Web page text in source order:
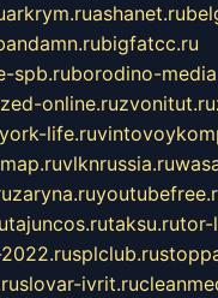
arkrym.ruashanet.ru
bigfatcc.ru
spb.ruborodino-
zed-online.ruzvonitut.ru
york-life.ru
vlknrussia.ru
zaryna.ru
tajuncos.rutaksu.rutor-
splclub.ru
slovar-ivrit.ru